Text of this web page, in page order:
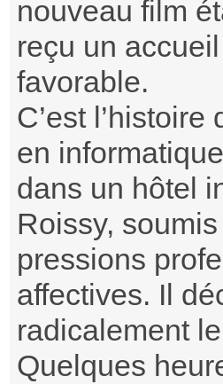
nouveau film
reçu un
favorable.
C’est
en
dans un hôtel
Roissy,
pressions
affectives. Il
radicalement
Quelques